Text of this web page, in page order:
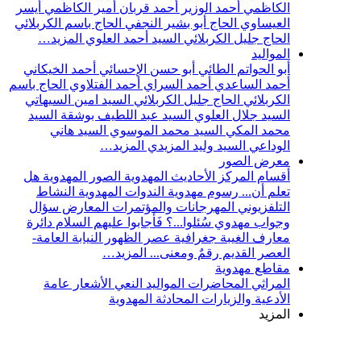
الكاظمي أحمد الوزير أحمد قربان أمير الكاظمي أيسر
العيساوي الحاج أبو بشير النجفي الحاج باسم الكربلائي
الحاج جليل الكربلائي السيد أحمد العلوي المزيد…
المواليد
أبو الحواتم الطائي أبو حسن الإحسائي أحمد الخيكاني
أحمد الساعدي أحمد السراي أحمد الفتلاوي الحاج باسم
الكربلائي الحاج جليل الكربلائي السيد امين السيهاتي
السيد جلال العلوي السيد عبد اللطيف بوشقة السيد
محمد المكي السيد محمد الموسوي السيد هاني
الوداعي السيد وليد المزيدي المزيد…
معرض الصور
أقسام المركز
الأحاديث المهدوية الصور المهدوية هل
تعلم أن... رسوم مهدوية الندوات المهدوية النشاط
التلفزيوني المهرجانات والمؤتمرات المعارض سؤال
وجواب مهدوي سُئلوا...؟ فَأجابوا عليهم السلام دائرة
معارف الغيبة جغرافية عصر الظهور
النيابة العامة-
العصر القديم رقمٌ ومعنى... المزيد…
مقاطع مهدوية
المراثي المحاضرات المواليد النعي الأشعار
عامة
الأدعية والزيارات المحادثة المهدوية
المزيد